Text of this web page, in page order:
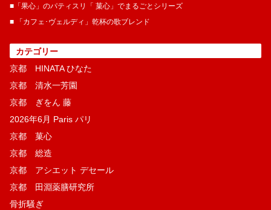
■「果心」のパティスリ「 菓​心」でまるごとシリーズ
■ 「カフェ･ヴェルディ」乾杯の歌ブレンド
カテゴリー
京都 HINATA ひなた
京都 清水一芳園
京都 ぎをん 藤
2026年6月 Paris パリ
京都 菓​心
京都 総造
京都 アシエット デセール
京都 田淵薬膳研究所
骨折騒ぎ